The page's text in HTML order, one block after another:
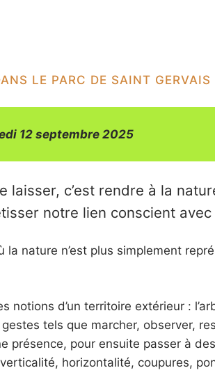
LE PARC DE SAINT
12 septembre 2025
laisser, c’est rendre à la
notre lien conscient
la nature n’est plus simplement
notions d’un territoire extérieur :
tels que marcher, observer,
présence, pour ensuite passer à des
horizontalité, coupures,